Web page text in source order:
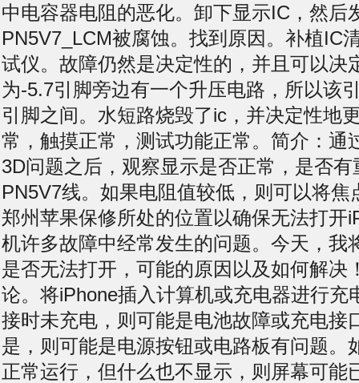
中电容器电阻的恶化。卸下显示IC，然后
PN5V7_LCM被腐蚀。找到原因。补植IC
试仪。故障仍然是决定性的，并且可以决
为-5.7引脚旁边有一个升压电路，所以该
引脚之间。水短路烧毁了ic，并决定性地
常，触摸正常，测试功能正常。简介：通
3D问题之后，观察显示是否正常，是否
PN5V7线。如果电阻值较低，则可以将焦
郑州苹果保修所处的位置以确保无法打开
机许多故障中经常发生的问题。今天，我
是否无法打开，可能的原因以及如何解决
论。将iPhone插入计算机或充电器进行充
接时未充电，则可能是电池故障或充电接
是，则可能是电源按钮或电路板有问题。
正常运行，但什么也不显示，则屏幕可能